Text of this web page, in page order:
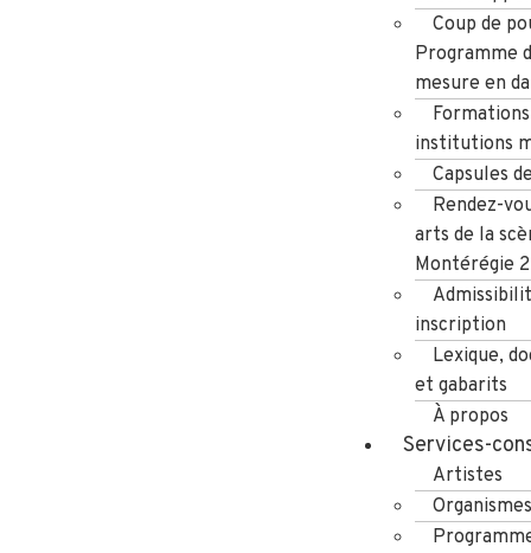
Coup de
Programme
mesure en
institutions
Capsules
Rendez-
arts de la
Montérégie
inscription
Lexique,
et gabarits
À propos
Services-
Artistes
Organismes